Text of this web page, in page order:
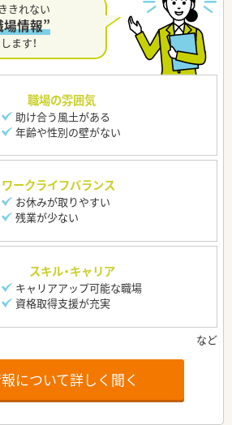
きれない
場情報”
ます！
職場の雰囲気
助け合う風土がある
年齢や性別の壁がない
ワークライフバランス
お休みが取りやすい
残業が少ない
スキル・キャリア
キャリアアップ可能な職場
資格取得支援が充実
について詳しく聞く